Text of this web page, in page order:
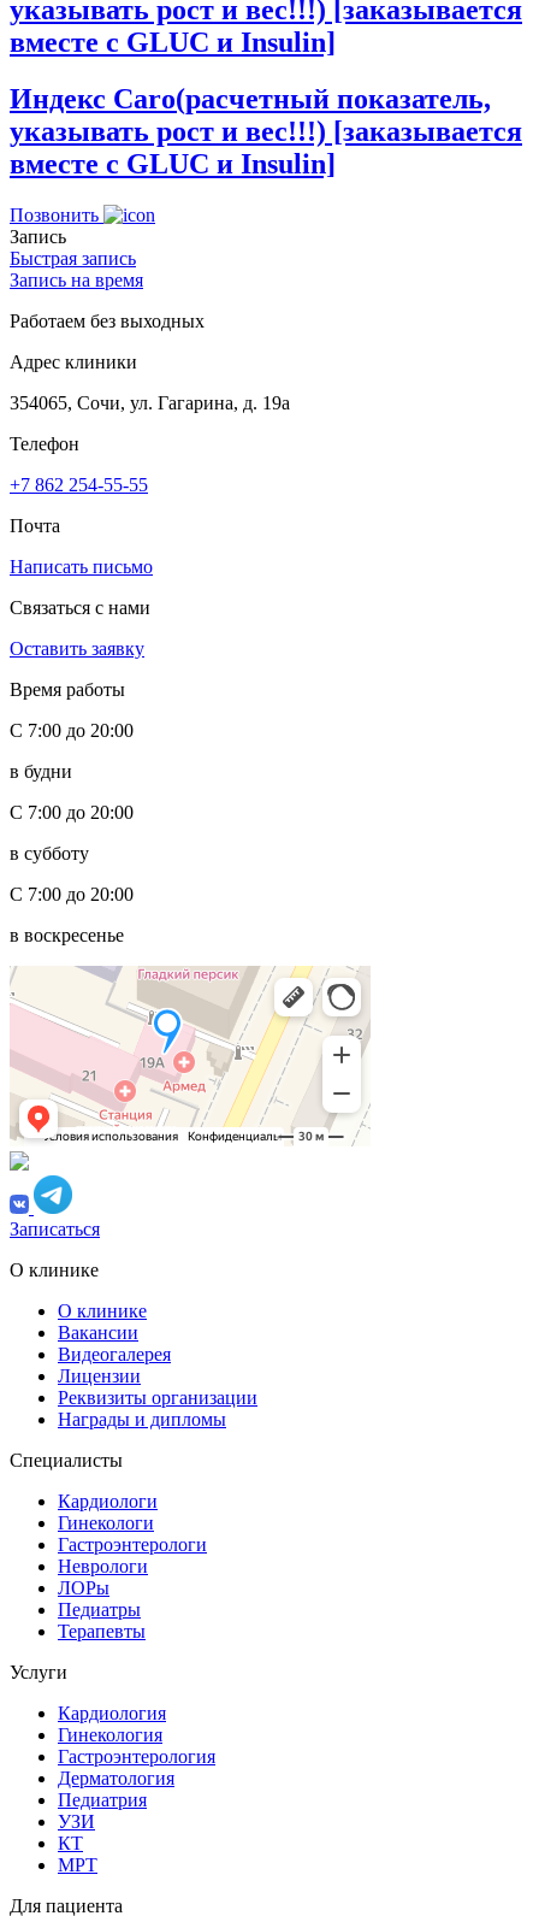
указывать рост и вес!!!) [заказывается
вместе с GLUC и Insulin]
Индекс Caro(расчетный показатель,
указывать рост и вес!!!) [заказывается
вместе с GLUC и Insulin]
Позвонить
Запись
Быстрая запись
Запись на время
Работаем без выходных
Адрес клиники
354065, Сочи, ул. Гагарина, д. 19а
Телефон
+7 862 254-55-55
Почта
Написать письмо
Связаться с нами
Оставить заявку
Время работы
С 7:00 до 20:00
в будни
С 7:00 до 20:00
в субботу
С 7:00 до 20:00
в воскресенье
Записаться
О клинике
О клинике
Вакансии
Видеогалерея
Лицензии
Реквизиты организации
Награды и дипломы
Специалисты
Кардиологи
Гинекологи
Гастроэнтерологи
Неврологи
ЛОРы
Педиатры
Терапевты
Услуги
Кардиология
Гинекология
Гастроэнтерология
Дерматология
Педиатрия
УЗИ
КТ
МРТ
Для пациента